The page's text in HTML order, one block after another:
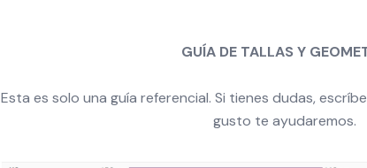
GUÍA DE TALLAS Y
Esta es solo una guía referencial. Si tienes dudas,
gusto te ayudaremos.